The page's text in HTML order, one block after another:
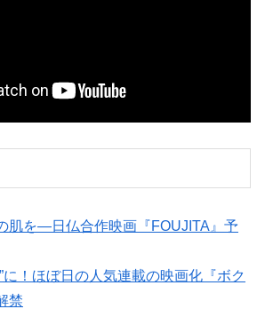
肌を―日仏合作映画『FOUJITA』予
に！ほぼ日の人気連載の映画化『ボク
禁